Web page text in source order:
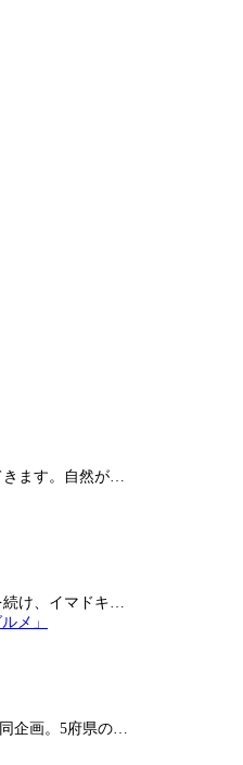
きます。自然が…
続け、イマドキ…
企画。5府県の…